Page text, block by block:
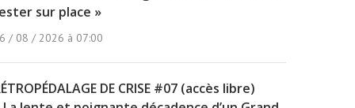
sur place »
/ 08 / 2026 à 07:00
DE CRISE #07 (accès libre)